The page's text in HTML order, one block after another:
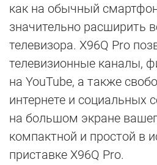
как на обычный
значительно расширить
телевизора. X96Q Pro
телевизионные каналы,
на YouTube, а также
интернете и социальных
на большом экране
компактной и простой в
приставке X96Q Pro.